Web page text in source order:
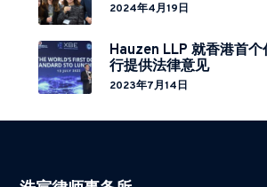
2024年4月19日
Hauzen LLP 就香港首
行提供法律意见
2023年7月14日